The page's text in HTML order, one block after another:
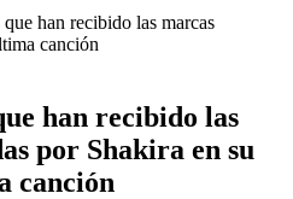
han recibido las marcas
canción
han recibido las
por Shakira en su
canción